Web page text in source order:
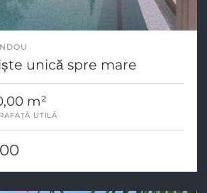
unică spre mare
m²
UTILĂ